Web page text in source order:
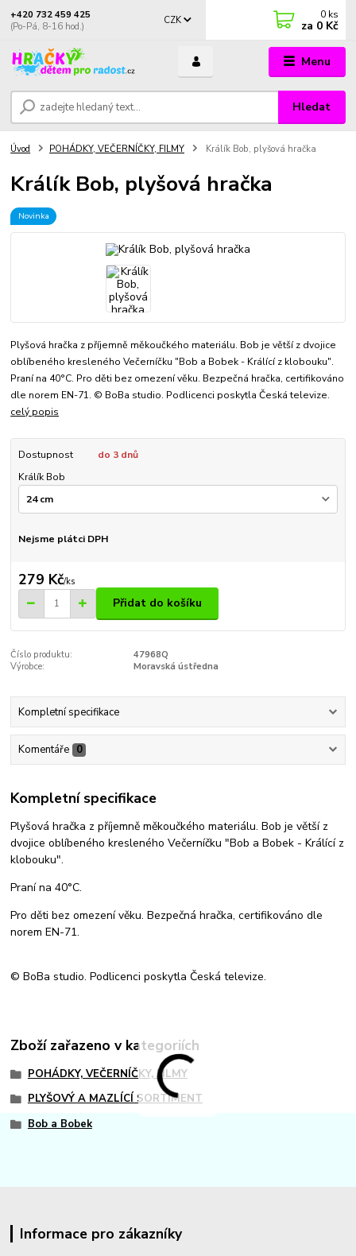
Menu
CZK
Hledat
+420 732 459 425
(Po-Pá, 8-16 hod.)
0 ks
za 0 Kč
Úvod POHÁDKY, VEČERNÍČKY, FILMY Králík Bob, plyšová hračka
Králík Bob, plyšová hračka
Novinka
Plyšová hračka z příjemně měkoučkého materiálu. Bob je větší z dvojice
oblíbeného kresleného Večerníčku "Bob a Bobek - Králící z klobouku".
Praní na 40°C. Pro děti bez omezení věku. Bezpečná hračka, certifikováno
dle norem EN-71. © BoBa studio. Podlicenci poskytla Česká televize.
celý popis
Dostupnost
do 3 dnů
Králík Bob
Nejsme plátci DPH
279 Kč/ks
Přidat do košíku
Číslo produktu:
47968Q
Výrobce:
Moravská ústředna
Kompletní specifikace
Komentáře 0
Kompletní specifikace
Plyšová hračka z příjemně měkoučkého materiálu. Bob je větší z
dvojice oblíbeného kresleného Večerníčku "Bob a Bobek - Králící z
klobouku".
Praní na 40°C.
Pro děti bez omezení věku. Bezpečná hračka, certifikováno dle
norem EN-71.
© BoBa studio. Podlicenci poskytla Česká televize.
Zboží zařazeno v kategoriích
POHÁDKY, VEČERNÍČKY, FILMY
PLYŠOVÝ A MAZLÍCÍ SORTIMENT
Bob a Bobek
Informace pro zákazníky